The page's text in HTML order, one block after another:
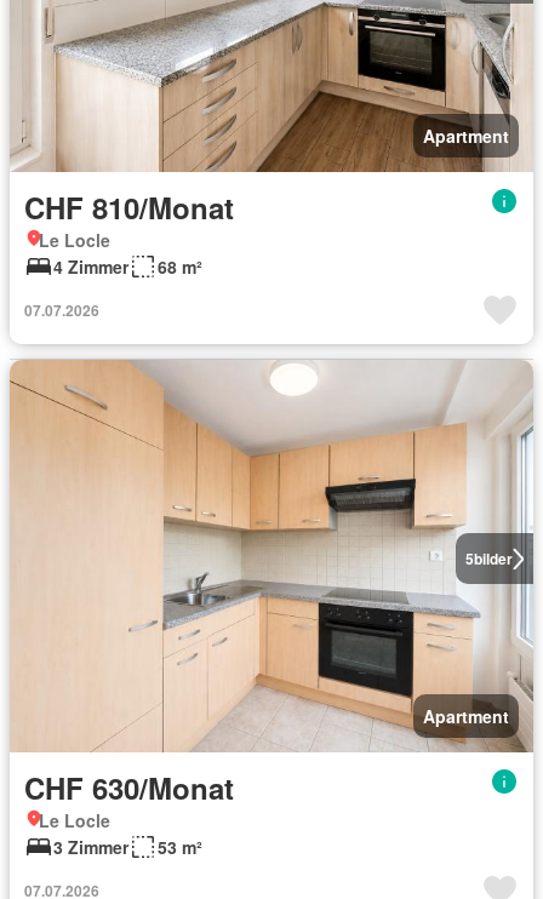
Apartment
CHF 810/Monat
Le Locle
4 Zimmer
68 m²
07.07.2026
5bilder
Apartment
CHF 630/Monat
Le Locle
3 Zimmer
53 m²
07.07.2026